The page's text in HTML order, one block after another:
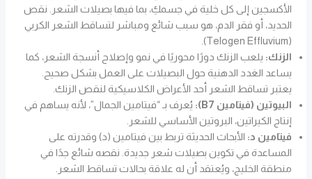
الأكسجين إلى كل خلية في جسمكِ، بما فيها بصيلات الشعر. نقص
الحديد، أو فقر الدم، هو سبب شائع ومباشر لتساقط الشعر الكربي
(Telogen Effluvium).
الزنك: يلعب الزنك دورًا محوريًا في نمو وإصلاح أنسجة الشعر، كما
يساعد الغدد الدهنية حول البصيلات على العمل بشكل صحيح.
يعتبر تساقط الشعر أحد الأعراض الكلاسيكية لنقص الزنك.
البيوتين (فيتامين B7):
يُعرف بـ “فيتامين الجمال”، لأنه يساهم في
إنتاج الكيراتين، البروتين الأساسي للشعر.
فيتامين د: الأبحاث الحديثة تربط بين فيتامين (د) وقدرته على
المساعدة في تكوين بصيلات شعر جديدة. نقصه شائع جدًا في
منطقة الخليج، ويُعتقد أن له علاقة بحالات تساقط الشعر.